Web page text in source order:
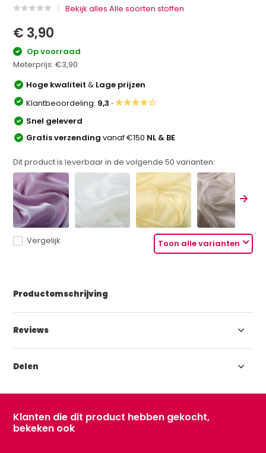
Bekijk alles Alle soorten stoffen
€ 3,90
Op voorraad
Meterprijs:€3,90
Hoge kwaliteit& Lage prijzen
Klantbeoordeling: 9,3 ·★★★★☆
Snel geleverd
Gratis verzendingvanaf €150 NL & BE
Dit product is leverbaar in de volgende50 varianten:
Toon alle varianten
Vergelijk
Productomschrijving
Reviews
Delen
Klanten die dit product hebben gekocht,
bekeken ook